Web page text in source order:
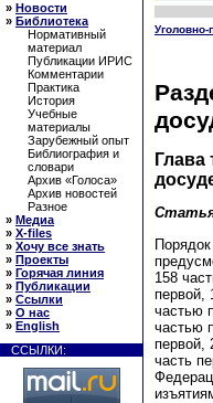
» Новости
» Библиотека
Нормативный
материал
Публикации ИРИС
Комментарии
Практика
История
Учебные
материалы
Зарубежный опыт
Библиография и
словари
Архив «Голоса»
Архив новостей
Разное
» Медиа
» X-files
» Хочу все знать
» Проекты
» Горячая линия
» Публикации
» Ссылки
» О нас
» English
ССЫЛКИ:
158
первой,
частью
частью
первой,
часть